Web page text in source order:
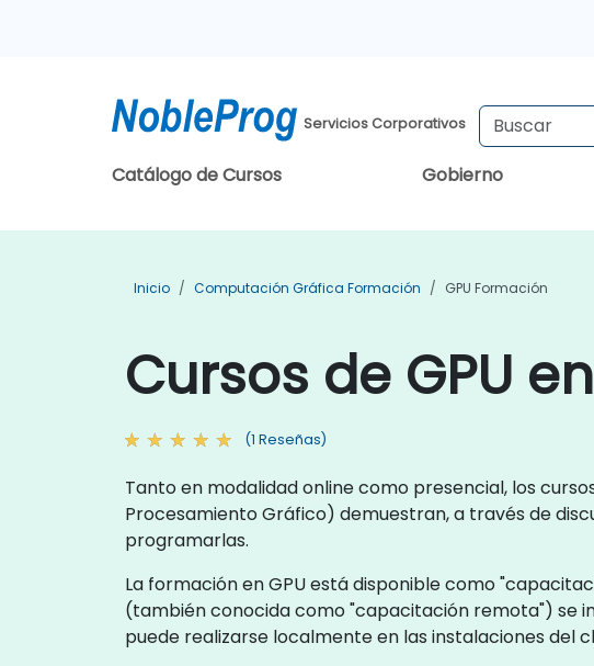
Servicios Corporativos
Catálogo de Cursos Gobierno
Inicio Computación Gráfica Formación GPU Formación
Cursos de GPU
(1 Reseñas)
Tanto en modalidad online como presencial, los
Procesamiento Gráfico) demuestran, a través de
programarlas.
La formación en GPU está disponible como
(también conocida como "capacitación remota") se
puede realizarse localmente en las instalaciones del